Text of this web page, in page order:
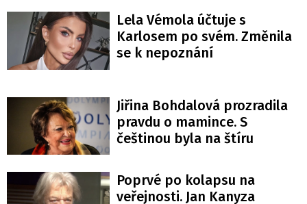
Lela Vémola účtuje s
Karlosem po svém. Změnila
se k nepoznání
Jiřina Bohdalová prozradila
pravdu o mamince. S
češtinou byla na štíru
Poprvé po kolapsu na
veřejnosti. Jan Kanyza